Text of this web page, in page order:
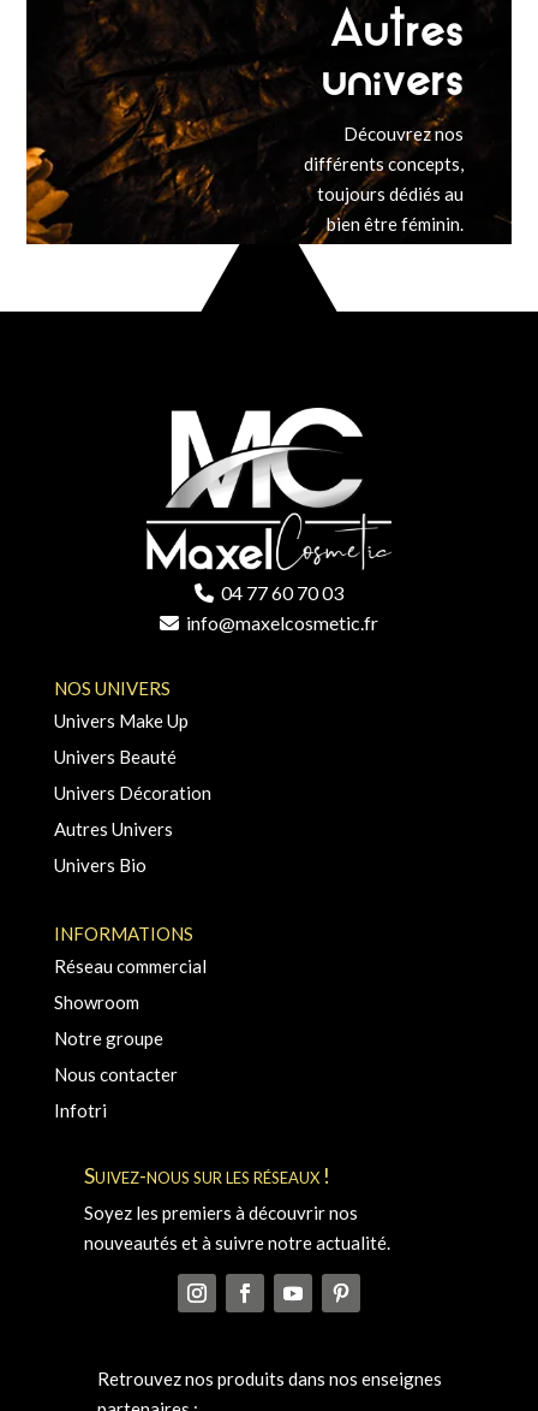
Autres
univers
Découvrez nos
différents concepts,
toujours dédiés au
bien être féminin.
04 77 60 70 03
info@maxelcosmetic.fr
NOS UNIVERS
Univers Make Up
Univers Beauté
Univers Décoration
Autres Univers
Univers Bio
INFORMATIONS
Réseau commercial
Showroom
Notre groupe
Nous contacter
Infotri
Suivez-nous sur les réseaux !
Soyez les premiers à découvrir nos
nouveautés et à suivre notre actualité.
Retrouvez nos produits dans nos enseignes